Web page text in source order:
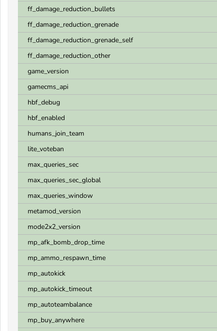
ff_damage_reduction_bullets
ff_damage_reduction_grenade
ff_damage_reduction_grenade_self
ff_damage_reduction_other
game_version
gamecms_api
hbf_debug
hbf_enabled
humans_join_team
lite_voteban
max_queries_sec
max_queries_sec_global
max_queries_window
metamod_version
mode2x2_version
mp_afk_bomb_drop_time
mp_ammo_respawn_time
mp_autokick
mp_autokick_timeout
mp_autoteambalance
mp_buy_anywhere